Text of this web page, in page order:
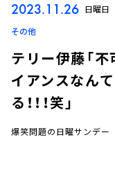
2023.11.26 日曜日
その他
テリー伊藤「
イアンスなんて
る！！！笑」
爆笑問題の日曜サンデー